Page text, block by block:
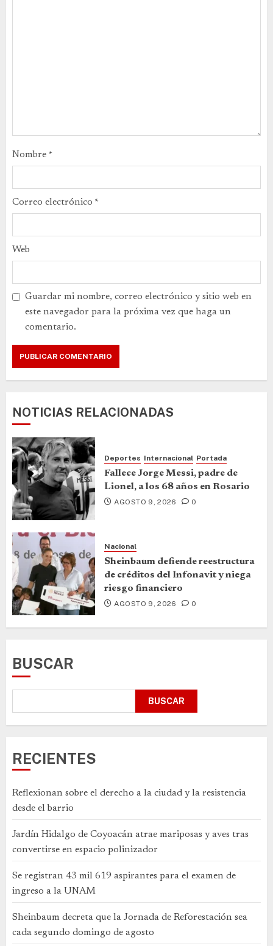
Nombre *
Correo electrónico *
Web
Guardar mi nombre, correo electrónico y sitio web en
este navegador para la próxima vez que haga un
comentario.
NOTICIAS RELACIONADAS
Deportes Internacional Portada
Fallece Jorge Messi, padre de
Lionel, a los 68 años en Rosario
AGOSTO 9, 2026 0
Nacional
Sheinbaum defiende reestructura
de créditos del Infonavit y niega
riesgo financiero
AGOSTO 9, 2026 0
BUSCAR
BUSCAR
RECIENTES
Reflexionan sobre el derecho a la ciudad y la resistencia
desde el barrio
Jardín Hidalgo de Coyoacán atrae mariposas y aves tras
convertirse en espacio polinizador
Se registran 43 mil 619 aspirantes para el examen de
ingreso a la UNAM
Sheinbaum decreta que la Jornada de Reforestación sea
cada segundo domingo de agosto